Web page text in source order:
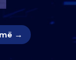
→